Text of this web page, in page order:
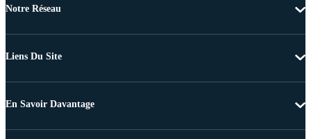
Notre Réseau
Liens Du Site
En Savoir Davantage